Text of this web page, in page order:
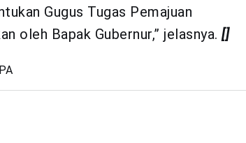
Gugus Tugas Pemajuan
oleh Bapak Gubernur,” jelasnya. []